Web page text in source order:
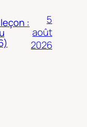
:
5
août
2026